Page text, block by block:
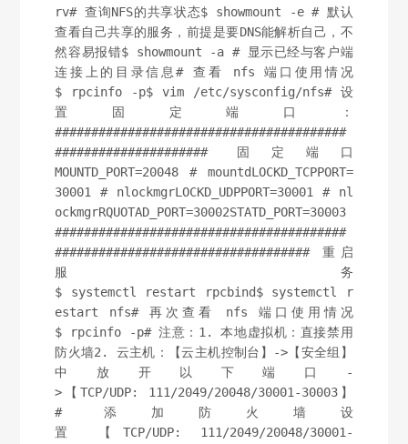
rv# 查询NFS的共享状态$ showmount -e # 默认
查看自己共享的服务，前提是要DNS能解析自己，不
然容易报错$ showmount -a # 显示已经与客户端
连接上的目录信息# 查看 nfs 端口使用情况
$ rpcinfo -p$ vim /etc/sysconfig/nfs# 设
置固定端口：
########################################
##################### 固定端口
MOUNTD_PORT=20048 # mountdLOCKD_TCPPORT=
30001 # nlockmgrLOCKD_UDPPORT=30001 # nl
ockmgrRQUOTAD_PORT=30002STATD_PORT=30003
########################################
################################### 重启
服务
$ systemctl restart rpcbind$ systemctl r
estart nfs# 再次查看 nfs 端口使用情况
$ rpcinfo -p# 注意：1. 本地虚拟机：直接禁用
防火墙2. 云主机：【云主机控制台】->【安全组】
中放开以下端口-
>【TCP/UDP: 111/2049/20048/30001-30003】
# 添加防火墙设
置 【TCP/UDP: 111/2049/20048/30001-